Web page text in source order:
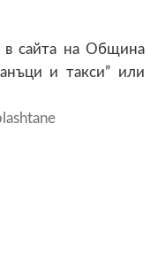
в сайта на Община
и такси” или